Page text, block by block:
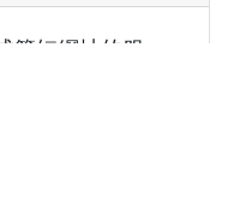
簡短網址的服